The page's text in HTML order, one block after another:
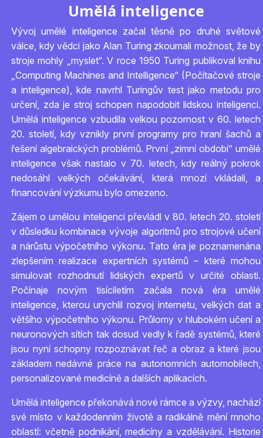
Umělá inteligence
Vývoj umělé inteligence začal těsně po druhé světové
válce, kdy vědci jako Alan Turing zkoumali možnost, že by
stroje mohly „myslet“. V roce 1950 Turing publikoval knihu
„Computing Machines and Intelligence“ (Počítačové stroje
a inteligence), kde navrhl Turingův test jako metodu pro
určení, zda je stroj schopen napodobit lidskou inteligenci.
Umělá inteligence vzbudila velkou pozornost v 60. letech
20. století, kdy vznikly první programy pro hraní šachů a
řešení algebraických problémů. První „zimní období“ umělé
inteligence však nastalo v 70. letech, kdy reálný pokrok
nedosáhl velkých očekávání, která mnozí vkládali, a
financování výzkumu bylo omezeno.
Zájem o umělou inteligenci převládl v 80. letech 20. století
v důsledku kombinace vývoje algoritmů pro strojové učení
a nárůstu výpočetního výkonu. Tato éra je poznamenána
zlepšením realizace expertních systémů – které mohou
simulovat rozhodnutí lidských expertů v určité oblasti.
Počínaje novým tisíciletím začala nová éra umělé
inteligence, kterou urychlil rozvoj internetu, velkých dat a
většího výpočetního výkonu. Průlomy v hlubokém učení a
neuronových sítích tak dosud vedly k řadě systémů, které
jsou nyní schopny rozpoznávat řeč a obraz a které jsou
základem nedávné práce na autonomních automobilech,
personalizované medicíně a dalších aplikacích.
Umělá inteligence překonává nové rámce a výzvy, nachází
své místo v každodenním životě a radikálně mění mnoho
oblastí: včetně podnikání, medicíny a vzdělávání. Historie